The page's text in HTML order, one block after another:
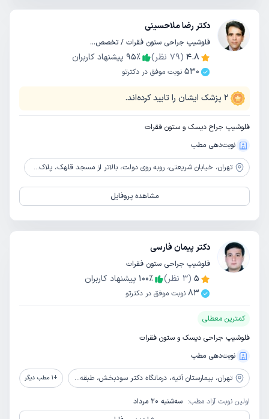
دکتر رضا ملاحسینی
فلوشیپ جراحی ستون فقرات / تخصص جراحی مغز و اعصاب
4.8
(
79 نظر) 95٪
پیشنهاد کاربران
530 نوبت موفق در دکترتو
2 پزشک ایشان را تایید کرده‌اند.
فلوشیپ جراح دیسک و ستون فقرات
نوبت‌دهی مطب
تهران، خیابان شریعتی، روبه روی دولت، بالاتر از مسجد قلهک، پلاک1564، طبقه دوم
مشاهده پروفایل
دکتر پیمان فارسی
فلوشیپ جراحی ستون فقرات
5
(
3 نظر) 100٪
پیشنهاد کاربران
83 نوبت موفق در دکترتو
کمترین معطلی
فلوشیپ جراحی دیسک و ستون فقرات
نوبت‌دهی مطب
تهران، بیمارستان آتیه، درمانگاه دکتر سودبخش، طبقه منفی 1 +
1 مطب دیگر
اولین نوبت آزاد مطب: سه‌شنبه 20 مرداد